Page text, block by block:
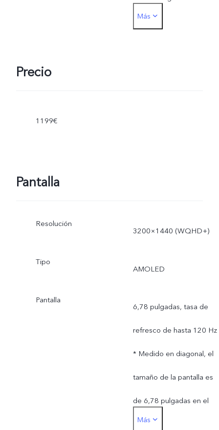
estándar (adaptador
está sujeta al uso real.
Más
Precio
1199€
Pantalla
Resolución
3200×1440 (WQHD+)
Tipo
AMOLED
Pantalla
6,78 pulgadas, tasa de
refresco de hasta 120 Hz
* Medido en diagonal, el
tamaño de la pantalla es
de 6,78 pulgadas en el
rectángulo completo. El
Más